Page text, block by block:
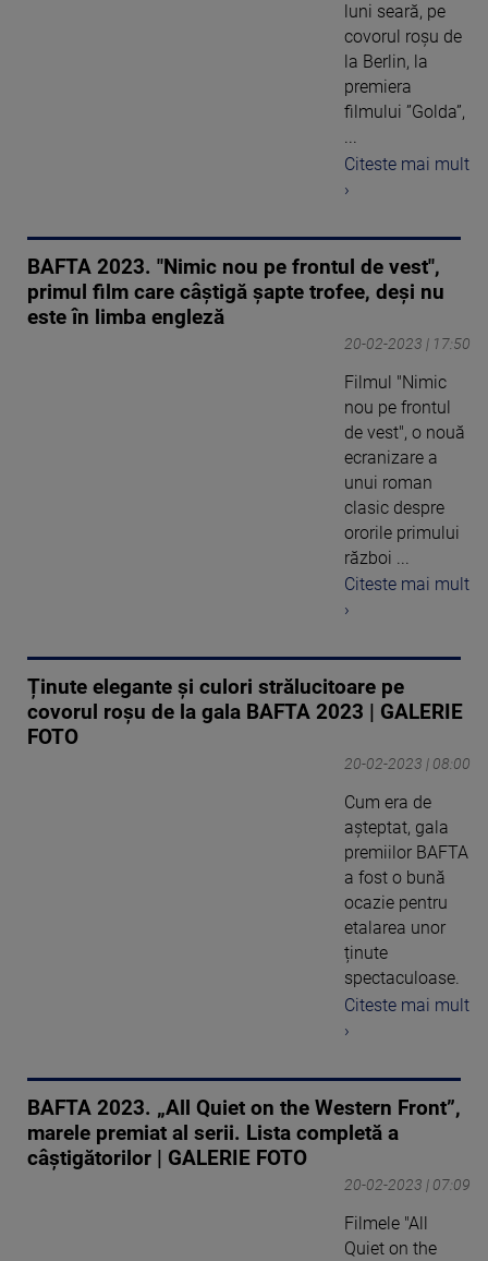
luni seară, pe
covorul roșu de
la Berlin, la
premiera
filmului ”Golda”,
...
Citeste mai mult
›
BAFTA 2023. "Nimic nou pe frontul de vest",
primul film care câștigă șapte trofee, deși nu
este în limba engleză
20-02-2023 | 17:50
Filmul "Nimic
nou pe frontul
de vest", o nouă
ecranizare a
unui roman
clasic despre
ororile primului
război ...
Citeste mai mult
›
Ținute elegante și culori strălucitoare pe
covorul roșu de la gala BAFTA 2023 | GALERIE
FOTO
20-02-2023 | 08:00
Cum era de
așteptat, gala
premiilor BAFTA
a fost o bună
ocazie pentru
etalarea unor
ținute
spectaculoase.
Citeste mai mult
›
BAFTA 2023. „All Quiet on the Western Front”,
marele premiat al serii. Lista completă a
câștigătorilor | GALERIE FOTO
20-02-2023 | 07:09
Filmele "All
Quiet on the